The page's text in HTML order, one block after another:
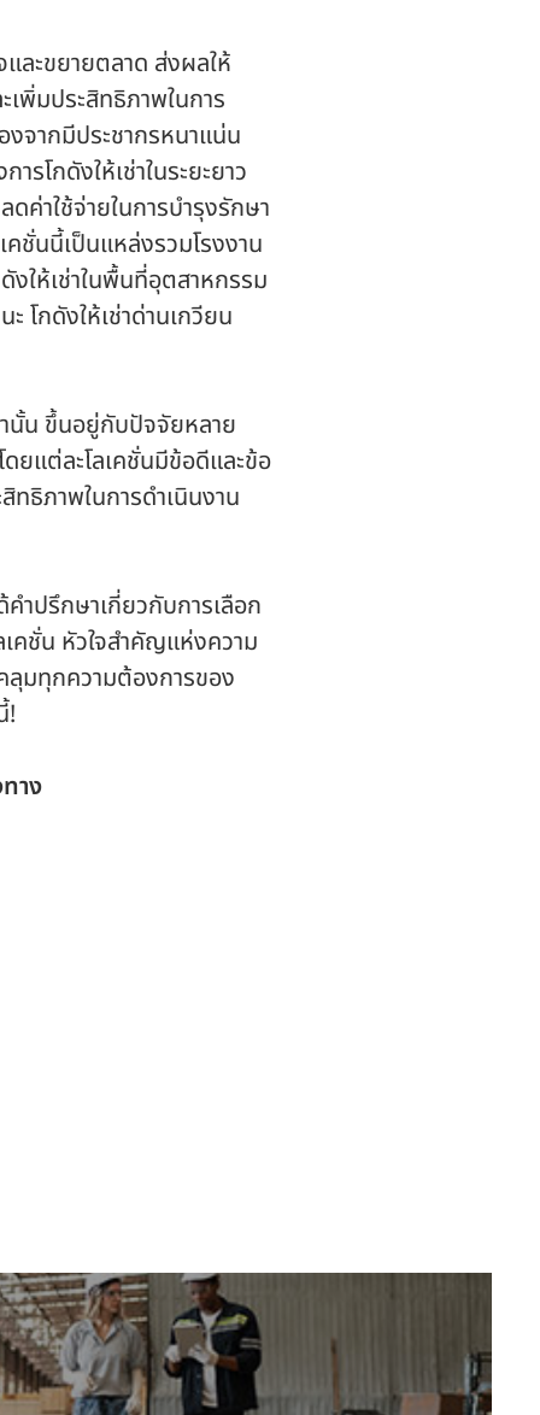
ละขยายตลาด ส่งผลให้
พิ่มประสิทธิภาพในการ
จากมีประชากรหนาแน่น
โกดังให้เช่าในระยะยาว
ค่าใช้จ่ายในการบำรุงรักษา
คชั่นนี้เป็นแหล่งรวมโรงงาน
งให้เช่าในพื้นที่อุตสาหกรรม
โกดังให้เช่าด่านเกวียน
านั้น ขึ้นอยู่กับปัจจัยหลาย
ยแต่ละโลเคชั่นมีข้อดีและข้อ
ธิภาพในการดำเนินงาน
ำปรึกษาเกี่ยวกับการเลือก
เคชั่น หัวใจสำคัญแห่งความ
ลุมทุกความต้องการของ
!
าง